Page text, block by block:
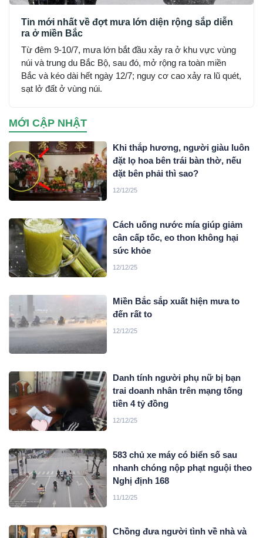
Tin mới nhất về đợt mưa lớn diện rộng sắp diễn
ra ở miền Bắc
Từ đêm 9-10/7, mưa lớn bắt đầu xảy ra ở khu vực vùng
núi và trung du Bắc Bộ, sau đó, mở rộng ra toàn miền
Bắc và kéo dài hết ngày 12/7; nguy cơ cao xảy ra lũ quét,
sạt lở đất ở vùng núi.
MỚI CẬP NHẬT
Khi thắp hương, người giàu luôn
đặt lọ hoa bên trái bàn thờ, nếu
đặt bên phải thì sao?
12/12/25
Cách uống nước mía giúp giảm
cân cấp tốc, eo thon không hại
sức khỏe
12/12/25
Miền Bắc sắp xuất hiện mưa to
đến rất to
12/12/25
Danh tính người phụ nữ bị bạn
trai doanh nhân trên mạng tống
tiền 4 tỷ đồng
12/12/25
583 chủ xe máy có biển số sau
nhanh chóng nộp phạt nguội theo
Nghị định 168
11/12/25
Chồng đưa người tình về nhà và